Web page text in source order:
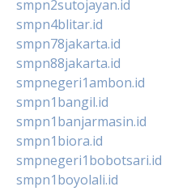
smpn2sutojayan.id
smpn4blitar.id
smpn78jakarta.id
smpn88jakarta.id
smpnegeri1ambon.id
smpn1bangil.id
smpn1banjarmasin.id
smpn1biora.id
smpnegeri1bobotsari.id
smpn1boyolali.id